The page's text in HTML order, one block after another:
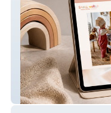
Small World – Site